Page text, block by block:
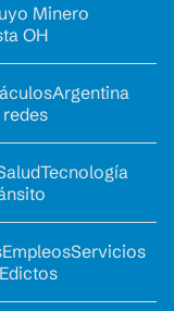
Minero
OH
Argentina
Tecnología
EmpleosServicios
Edictos